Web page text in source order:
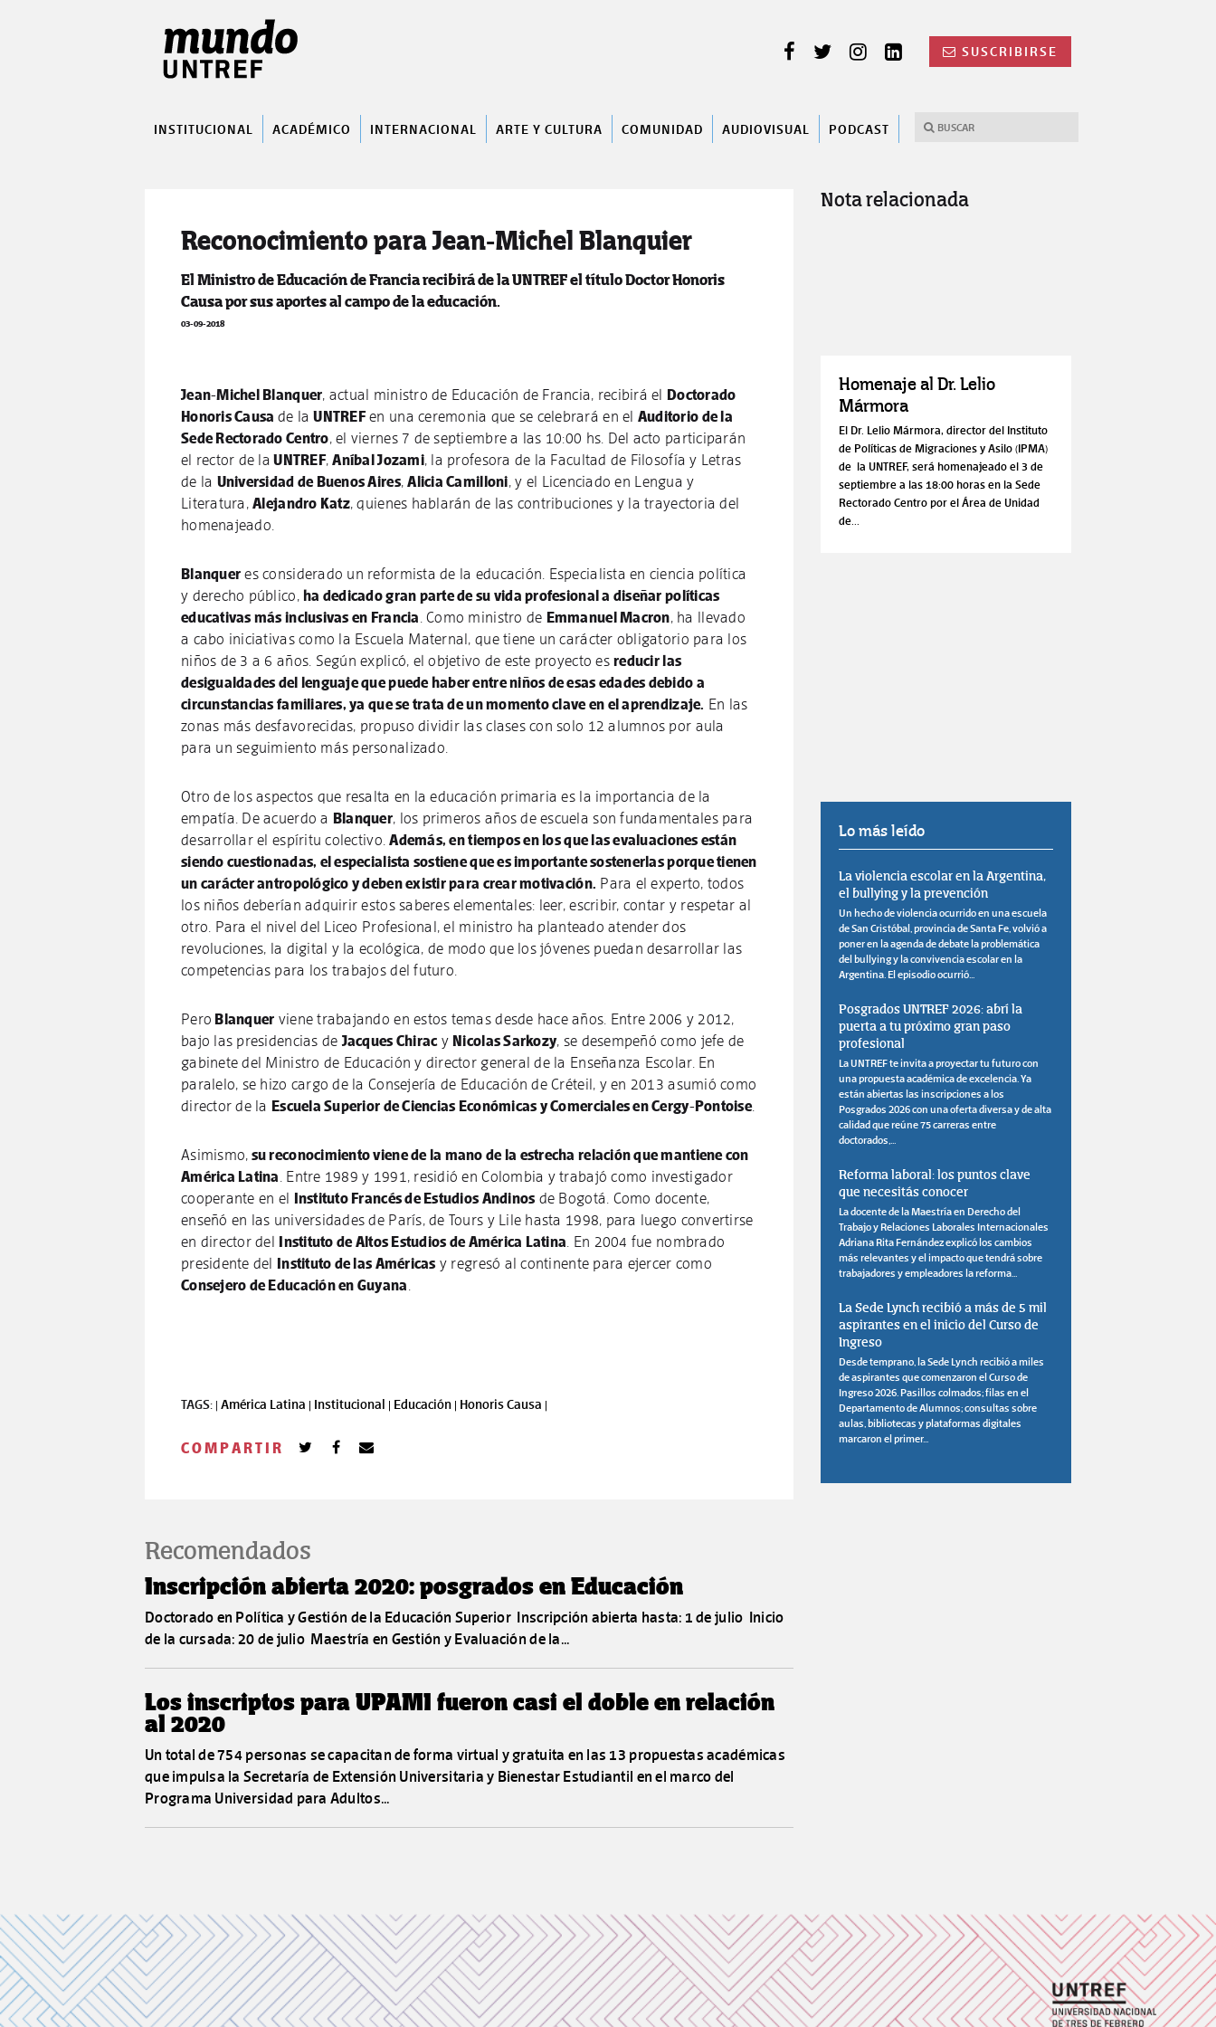
SUSCRIBIRSE
INSTITUCIONAL ACADÉMICO INTERNACIONAL ARTE Y CULTURA COMUNIDAD AUDIOVISUAL PODCAST
Reconocimiento para Jean-Michel Blanquier
El Ministro de Educación de Francia recibirá de la UNTREF el título Doctor Honoris
Causa por sus aportes al campo de la educación.
03-09-2018
Jean-Michel Blanquer, actual ministro de Educación de Francia, recibirá el Doctorado
Honoris Causa de laUNTREFen una ceremonia que se celebrará en el Auditorio de la
Sede Rectorado Centro, el viernes 7 de septiembre a las 10:00 hs. Del acto participarán
el rector de la UNTREF,Aníbal Jozami, la profesora de la Facultad de Filosofía y Letras
de la Universidad de Buenos Aires,Alicia Camilloni, y el Licenciado en Lengua y
Literatura,Alejandro Katz, quienes hablarán de las contribuciones y la trayectoria del
homenajeado.
Blanquer es considerado un reformista de la educación. Especialista en ciencia política
y derecho público, ha dedicado gran parte de su vida profesional a diseñar políticas
educativas más inclusivas en Francia . Como ministro de Emmanuel Macron, ha llevado
a cabo iniciativas como la Escuela Maternal, que tiene un carácter obligatorio para los
niños de 3 a 6 años. Según explicó, el objetivo de este proyecto esreducir las
desigualdades del lenguaje que puede haber entre niños de esas edades debido a
circunstancias familiares, ya que se trata de un momento clave en el aprendizaje. En las
zonas más desfavorecidas, propuso dividir las clases con solo 12 alumnos por aula
para un seguimiento más personalizado.
Otro de los aspectos que resalta en la educación primaria es la importancia de la
empatía. De acuerdo a Blanquer, los primeros años de escuela son fundamentales para
desarrollar el espíritu colectivo.Además, en tiempos en los que las evaluaciones están
siendo cuestionadas, el especialista sostiene que es importante sostenerlas porque tienen
un carácter antropológico y deben existir para crear motivación. Para el experto, todos
los niños deberían adquirir estos saberes elementales: leer, escribir, contar y respetar al
otro. Para el nivel del Liceo Profesional, el ministro ha planteado atender dos
revoluciones, la digital y la ecológica, de modo que los jóvenes puedan desarrollar las
competencias para los trabajos del futuro.
Pero Blanquer viene trabajando en estos temas desde hace años. Entre 2006 y 2012,
bajo las presidencias deJacques Chiracy Nicolas Sarkozy, se desempeñó como jefe de
gabinete del Ministro de Educación y director general de la Enseñanza Escolar. En
paralelo, se hizo cargo de la Consejería de Educación de Créteil, y en 2013 asumió como
director de la Escuela Superior de Ciencias Económicas y Comerciales en Cergy-Pontoise.
Asimismo, su reconocimiento viene de la mano de la estrecha relación que mantiene con
América Latina . Entre 1989 y 1991, residió en Colombia y trabajó como investigador
cooperante en el Instituto Francés de Estudios Andinos de Bogotá. Como docente,
enseñó en las universidades de París, de Tours y Lile hasta 1998, para luego convertirse
en director del Instituto de Altos Estudios de América Latina . En 2004 fue nombrado
presidente del Instituto de las Américas y regresó al continente para ejercer como
Consejero de Educación en Guyana
TAGS: | América Latina | Institucional | Educación | Honoris Causa |
COMPARTIR
Recomendados
Inscripción abierta 2020: posgrados en Educación
Doctorado en Política y Gestión de la Educación Superior Inscripción abierta hasta: 1 de julio Inicio
de la cursada: 20 de julio Maestría en Gestión y Evaluación de la...
Los inscriptos para UPAMI fueron casi el doble en relación
al 2020
Un total de 754 personas se capacitan de forma virtual y gratuita en las 13 propuestas académicas
que impulsa la Secretaría de Extensión Universitaria y Bienestar Estudiantil en el marco del
Programa Universidad para Adultos...
Nota relacionada
Homenaje al Dr. Lelio
Mármora
El Dr. Lelio Mármora, director del Instituto
de Políticas de Migraciones y Asilo (IPMA)
de la UNTREF, será homenajeado el 3 de
septiembre a las 18:00 horas en la Sede
Rectorado Centro por el Área de Unidad
de...
Lo más leído
La violencia escolar en la Argentina,
el bullying y la prevención
Un hecho de violencia ocurrido en una escuela
de San Cristóbal, provincia de Santa Fe, volvió a
poner en la agenda de debate la problemática
del bullying y la convivencia escolar en la
Argentina. El episodio ocurrió...
Posgrados UNTREF 2026: abrí la
puerta a tu próximo gran paso
profesional
La UNTREF te invita a proyectar tu futuro con
una propuesta académica de excelencia. Ya
están abiertas las inscripciones a los
Posgrados 2026 con una oferta diversa y de alta
calidad que reúne 75 carreras entre
doctorados,...
Reforma laboral: los puntos clave
que necesitás conocer
La docente de la Maestría en Derecho del
Trabajo y Relaciones Laborales Internacionales
Adriana Rita Fernández explicó los cambios
más relevantes y el impacto que tendrá sobre
trabajadores y empleadores la reforma...
La Sede Lynch recibió a más de 5 mil
aspirantes en el inicio del Curso de
Ingreso
Desde temprano, la Sede Lynch recibió a miles
de aspirantes que comenzaron el Curso de
Ingreso 2026. Pasillos colmados; filas en el
Departamento de Alumnos; consultas sobre
aulas, bibliotecas y plataformas digitales
marcaron el primer...
BUSCAR